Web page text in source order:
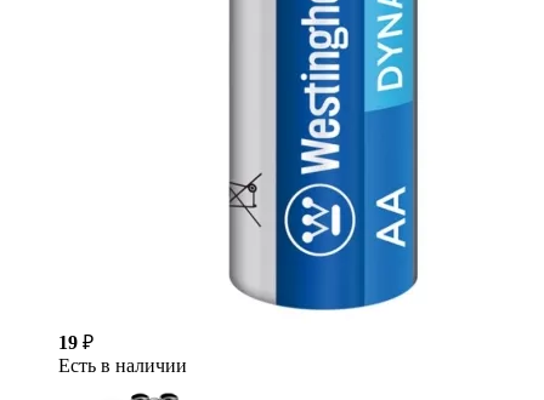
19 ₽
Есть в наличии